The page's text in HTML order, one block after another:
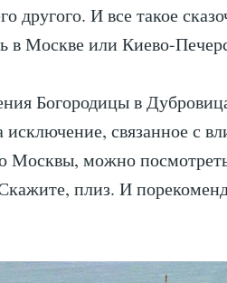
другого. И все такое
в Москве или Киево-
Богородицы в
связанное с
Москвы, можно
плиз. И